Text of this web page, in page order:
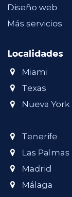
Diseño web
Más servicios
Localidades
Miami
Texas
Nueva York
Tenerife
Las Palmas
Madrid
Málaga